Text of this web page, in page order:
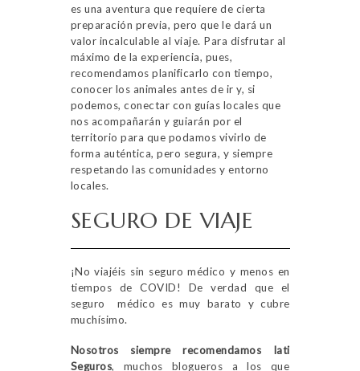
es una aventura que requiere de cierta
preparación previa, pero que le dará un
valor incalculable al viaje. Para disfrutar al
máximo de la experiencia, pues,
recomendamos planificarlo con tiempo,
conocer los animales antes de ir y, si
podemos, conectar con guías locales que
nos acompañarán y guiarán por el
territorio para que podamos vivirlo de
forma auténtica, pero segura, y siempre
respetando las comunidades y entorno
locales.
SEGURO DE VIAJE
¡No viajéis sin seguro médico y menos en
tiempos de COVID! De verdad que el
seguro médico es muy barato y cubre
muchísimo.
Nosotros siempre recomendamos Iati
Seguros, muchos blogueros a los que